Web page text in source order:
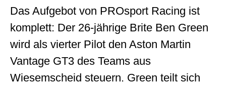
Das Aufgebot von PROsport Racing ist
komplett: Der 26-jährige Brite Ben Green
wird als vierter Pilot den Aston Martin
Vantage GT3 des Teams aus
Wiesemscheid steuern. Green teilt sich